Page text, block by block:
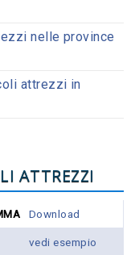
nelle province
attrezzi in
ATTREZZI
Download
vedi esempio